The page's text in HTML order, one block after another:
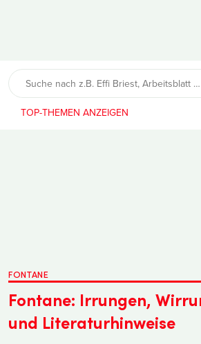
Lehrerfreund
TOP-THEMEN
FONTANE
Fontane: Irrungen,
und Literaturhinweise